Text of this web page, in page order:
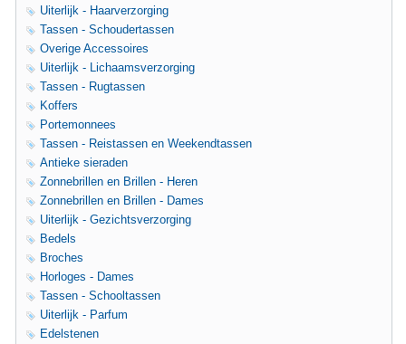
Uiterlijk - Haarverzorging
Tassen - Schoudertassen
Overige Accessoires
Uiterlijk - Lichaamsverzorging
Tassen - Rugtassen
Koffers
Portemonnees
Tassen - Reistassen en Weekendtassen
Antieke sieraden
Zonnebrillen en Brillen - Heren
Zonnebrillen en Brillen - Dames
Uiterlijk - Gezichtsverzorging
Bedels
Broches
Horloges - Dames
Tassen - Schooltassen
Uiterlijk - Parfum
Edelstenen